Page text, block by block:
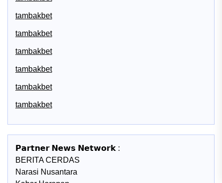
tambakbet
tambakbet
tambakbet
tambakbet
tambakbet
tambakbet
𝗣𝗮𝗿𝘁𝗻𝗲𝗿 𝗡𝗲𝘄𝘀 𝗡𝗲𝘁𝘄𝗼𝗿𝗸 :
BERITA CERDAS
Narasi Nusantara